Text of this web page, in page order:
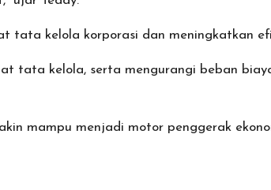
tata kelola korporasi dan meningkatkan
tata kelola, serta mengurangi beban
mampu menjadi motor penggerak